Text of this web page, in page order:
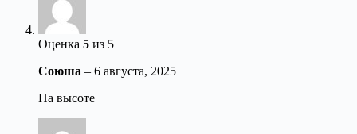
Оценка 5 из 5
Союша – 6 августа, 2025
На высоте